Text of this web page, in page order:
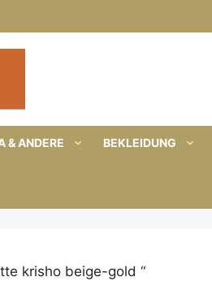
& ANDERE BEKLEIDUNG
krisho beige-gold “